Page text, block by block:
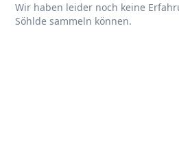
Wir haben leider noch keine
Söhlde sammeln können.